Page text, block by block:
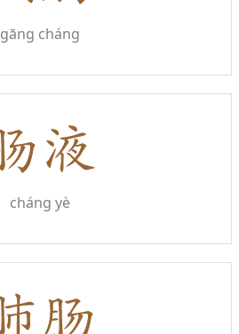
gāng cháng
cháng yè